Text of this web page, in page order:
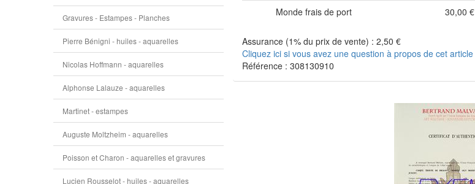
Gravures - Estampes - Planches
Pierre Bénigni - huiles - aquarelles
Nicolas Hoffmann - aquarelles
Alphonse Lalauze - aquarelles
Martinet - estampes
Auguste Moltzheim - aquarelles
Poisson et Charon - aquarelles et gravures
Lucien Rousselot - huiles - aquarelles
Monde frais de port
30,00 €
Assurance (1% du prix de vente) : 2,50 €
Cliquez ici si vous avez une question à propos de cet article
Référence : 308130910